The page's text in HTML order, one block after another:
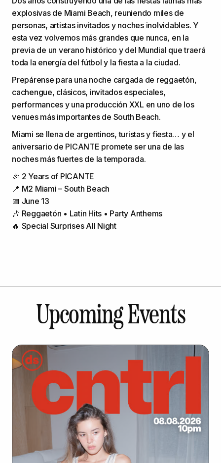
explosivas de Miami Beach, reuniendo miles de
personas, artistas invitados y noches inolvidables. Y
esta vez volvemos más grandes que nunca, en la
previa de un verano histórico y del Mundial que traerá
toda la energía del fútbol y la fiesta a la ciudad.
Prepárense para una noche cargada de reggaetón,
cachengue, clásicos, invitados especiales,
performances y una producción XXL en uno de los
venues más importantes de South Beach.
Miami se llena de argentinos, turistas y fiesta… y el
aniversario de PICANTE promete ser una de las
noches más fuertes de la temporada.
🎉 2 Years of PICANTE
📍 M2 Miami – South Beach
📅 June 13
🎶 Reggaetón • Latin Hits • Party Anthems
🔥 Special Surprises All Night
Upcoming Events